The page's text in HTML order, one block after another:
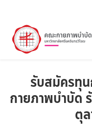
รับสมัครทุ
กายภาพบำบัด
ตุ